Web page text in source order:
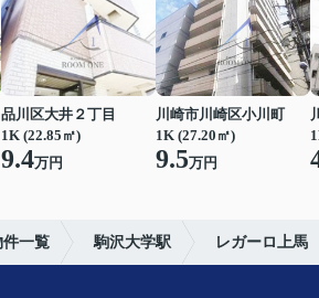
品川区大井２丁目
1K (22.85㎡)
9.4万円
川崎市川崎区小川町
1K (27.20㎡)
9.5万円
一覧 駒沢大学駅 レガーロ上馬